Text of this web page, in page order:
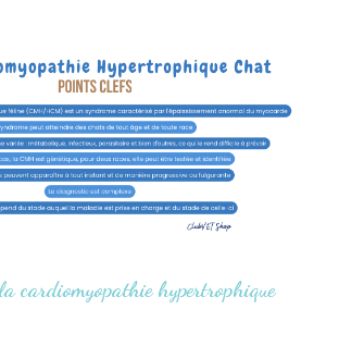
la cardiomyopathie hypertrophique